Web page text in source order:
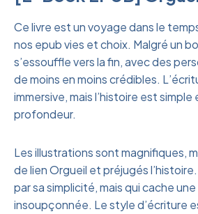
Ce livre est un voyage dans le
nos epub vies et choix. Malgré un
s’essouffle vers la fin, avec des
de moins en moins crédibles.
immersive, mais l’histoire est
profondeur.
Les illustrations sont magnifiques,
de lien Orgueil et préjugés
par sa simplicité, mais qui cache
insoupçonnée. Le style d’écriture